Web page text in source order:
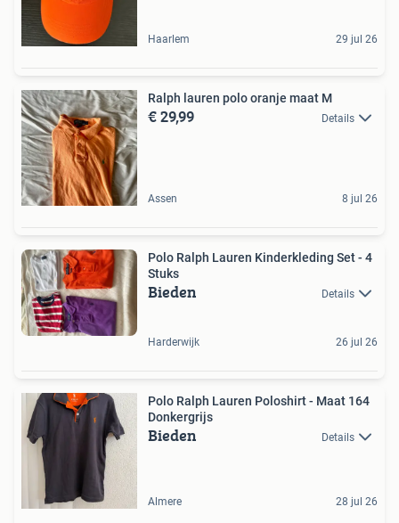
Haarlem 29 jul 26
Ralph lauren polo oranje maat M
€ 29,99 Details
Assen 8 jul 26
Polo Ralph Lauren Kinderkleding Set - 4
Stuks
Bieden Details
Harderwijk 26 jul 26
Polo Ralph Lauren Poloshirt - Maat 164
Donkergrijs
Bieden Details
Almere 28 jul 26